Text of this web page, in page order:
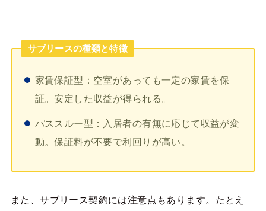
サブリースの種類と特徴
家賃保証型：空室があっても一定の家賃を保
証。安定した収益が得られる。
パススルー型：入居者の有無に応じて収益が変
動。保証料が不要で利回りが高い。
また、サブリース契約には注意点もあります。たとえ